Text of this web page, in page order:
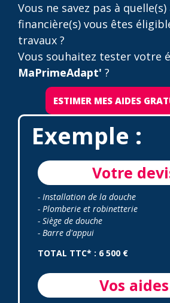
Vous ne savez pas à quelle(s)
financière(s) vous êtes
travaux ?
Vous souhaitez tester votre
MaPrimeAdapt' ?
ESTIMER MES AIDES
Exemple :
Votre
- Installation de la douche
- Plomberie et robinetterie
- Siège de douche
- Barre d'appui
TOTAL TTC* : 6 500 €
Vos aides